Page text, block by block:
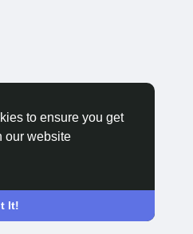
to ensure you get
our website
It!